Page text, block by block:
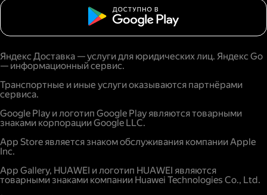
Яндекс Доставка — услуги для юридических лиц. Яндекс Go
— информационный сервис.
Транспортные и иные услуги оказываются партнёрами
сервиса.
Google Play и логотип Google Play являются товарными
знаками корпорации Google LLC.
App Store является знаком обслуживания компании Apple
Inc.
App Gallery, HUAWEI и логотип HUAWEI являются
товарными знаками компании Huawei Technologies Co., Ltd.